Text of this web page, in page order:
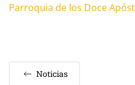
Parroquia de los Doce
Noticias